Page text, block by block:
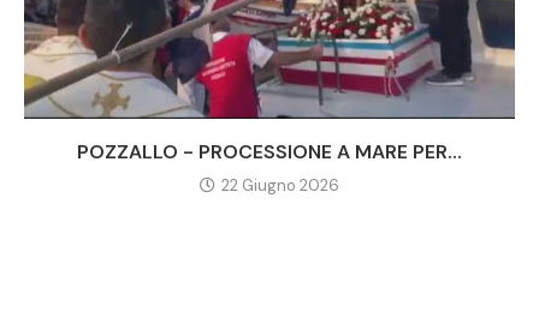
POZZALLO - PROCESSIONE A MARE PER...
22 Giugno 2026